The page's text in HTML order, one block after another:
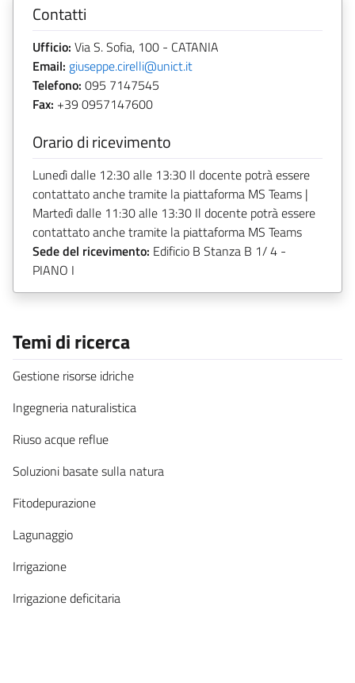
Contatti
Ufficio: Via S. Sofia, 100 - CATANIA
Email: giuseppe.cirelli@unict.it
Telefono: 095 7147545
Fax: +39 0957147600
Orario di ricevimento
Lunedì dalle 12:30 alle 13:30 Il docente potrà essere
contattato anche tramite la piattaforma MS Teams |
Martedì dalle 11:30 alle 13:30 Il docente potrà essere
contattato anche tramite la piattaforma MS Teams
Sede del ricevimento: Edificio B Stanza B 1/ 4 -
PIANO I
Temi di ricerca
Gestione risorse idriche
Ingegneria naturalistica
Riuso acque reflue
Soluzioni basate sulla natura
Fitodepurazione
Lagunaggio
Irrigazione
Irrigazione deficitaria